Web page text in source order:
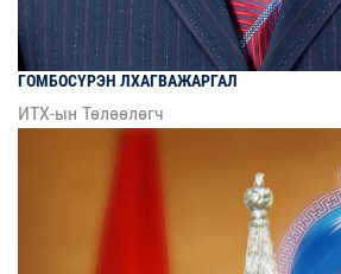
ГОМБОСҮРЭН ЛХАГВАЖАРГАЛ
ИТХ-ын Төлөөлөгч